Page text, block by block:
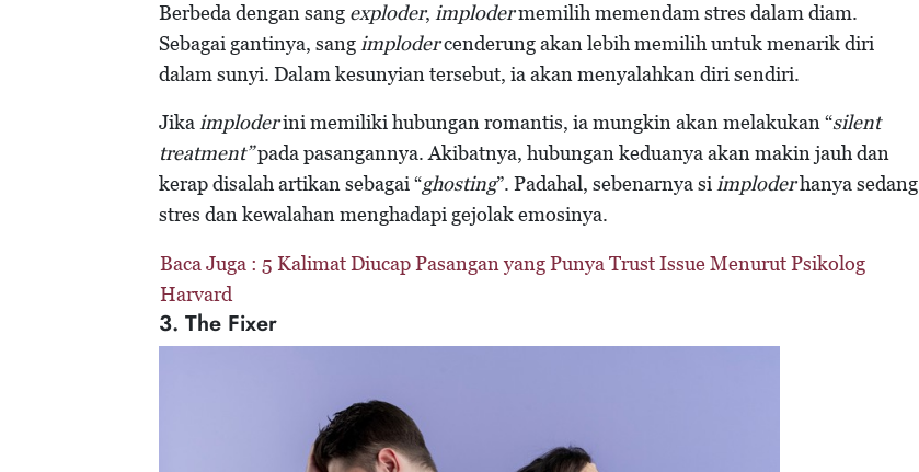
Berbeda dengan sang exploder, implodermemilih memendam stres dalam diam.
Sebagai gantinya, sangimplodercenderung akan lebih memilih untuk menarik diri
dalam sunyi. Dalam kesunyian tersebut, ia akan menyalahkan diri sendiri.
Jikaimploderini memiliki hubungan romantis, ia mungkin akan melakukan “silent
treatment”pada pasangannya. Akibatnya, hubungan keduanya akan makin jauh dan
kerap disalah artikan sebagai “ghosting”. Padahal, sebenarnya siimploderhanya sedang
stres dan kewalahan menghadapi gejolak emosinya.
Baca Juga : 5 Kalimat Diucap Pasangan yang Punya Trust Issue Menurut Psikolog
Harvard
3. The Fixer